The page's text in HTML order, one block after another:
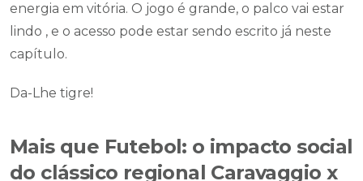
energia em vitória. O jogo é grande, o palco vai estar
lindo , e o acesso pode estar sendo escrito já neste
capítulo.
Da-Lhe tigre!
Mais que Futebol: o impacto social
do clássico regional Caravaggio x